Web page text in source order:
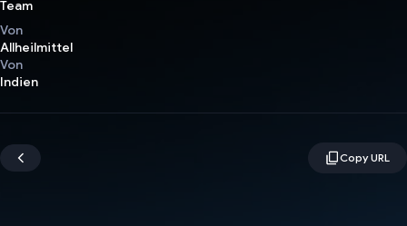
Team
Von
Allheilmittel
Von
Indien